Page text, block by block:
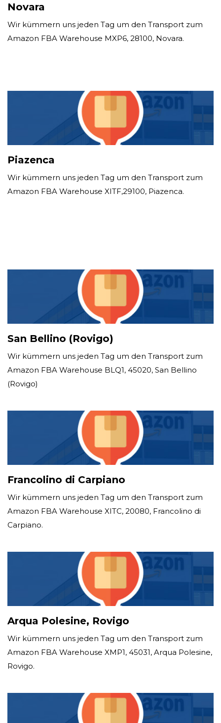
Novara
Wir kümmern uns jeden Tag um den Transport zum
Amazon FBA Warehouse MXP6, 28100, Novara.
Piazenca
Wir kümmern uns jeden Tag um den Transport zum
Amazon FBA Warehouse XITF,29100, Piazenca.
San Bellino (Rovigo)
Wir kümmern uns jeden Tag um den Transport zum
Amazon FBA Warehouse BLQ1, 45020, San Bellino
(Rovigo)
Francolino di Carpiano
Wir kümmern uns jeden Tag um den Transport zum
Amazon FBA Warehouse XITC, 20080, Francolino di
Carpiano.
Arqua Polesine, Rovigo
Wir kümmern uns jeden Tag um den Transport zum
Amazon FBA Warehouse XMP1, 45031, Arqua Polesine,
Rovigo.